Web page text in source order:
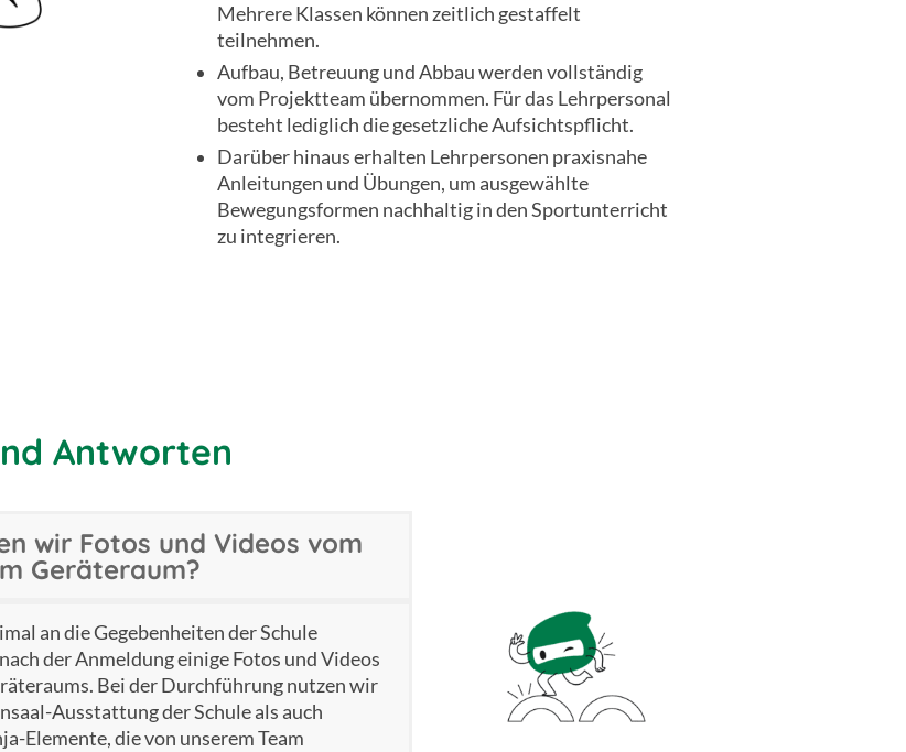
Mehrere Klassen können zeitlich gestaffelt
teilnehmen.
Aufbau, Betreuung und Abbau werden vollständig
vom Projektteam übernommen. Für das Lehrpersonal
besteht lediglich die gesetzliche Aufsichtspflicht.
Darüber hinaus erhalten Lehrpersonen praxisnahe
Anleitungen und Übungen, um ausgewählte
Bewegungsformen nachhaltig in den Sportunterricht
zu integrieren.
Antworten
wir Fotos und Videos vom
Geräteraum?
an die Gegebenheiten der Schule
der Anmeldung einige Fotos und Videos
Bei der Durchführung nutzen wir
Ausstattung der Schule als auch
Elemente, die von unserem Team